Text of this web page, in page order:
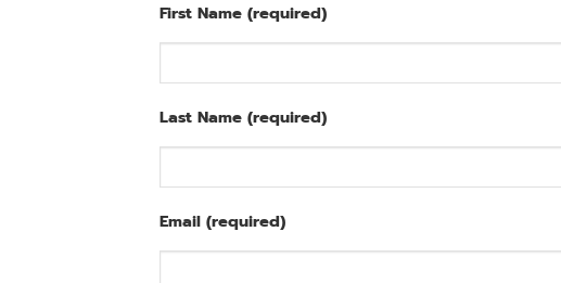
First Name (required)
Last Name (required)
Email (required)